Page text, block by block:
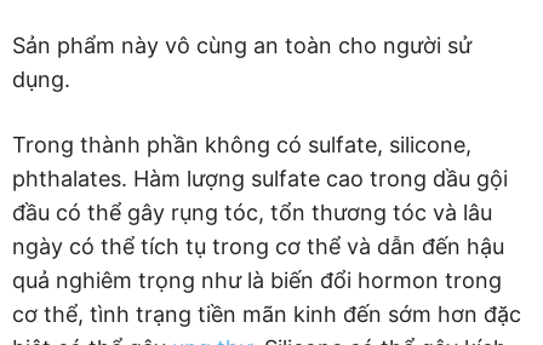
Sản phẩm này vô cùng an toàn cho người sử
dụng.
Trong thành phần không có sulfate, silicone,
phthalates. Hàm lượng sulfate cao trong dầu gội
đầu có thể gây rụng tóc, tổn thương tóc và lâu
ngày có thể tích tụ trong cơ thể và dẫn đến hậu
quả nghiêm trọng như là biến đổi hormon trong
cơ thể, tình trạng tiền mãn kinh đến sớm hơn đặc